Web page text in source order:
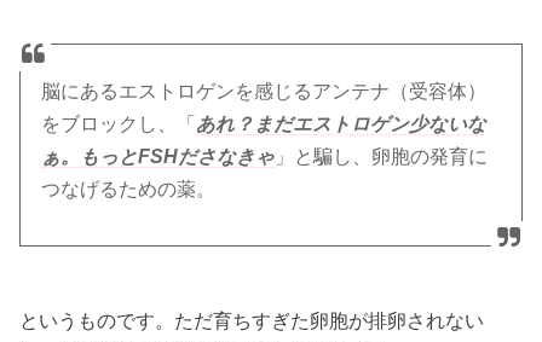
脳にあるエストロゲンを感じるアンテナ（受容体）
をブロックし、「 あれ？まだエストロゲン少ないな
ぁ。もっとFSHださなきゃ 」と騙し、卵胞の発育に
つなげるための薬。
というものです。ただ育ちすぎた卵胞が排卵されない